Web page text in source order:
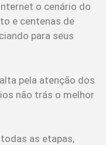
o cenário do
e centenas de
para seus
pela atenção dos
não trás o melhor
as etapas,